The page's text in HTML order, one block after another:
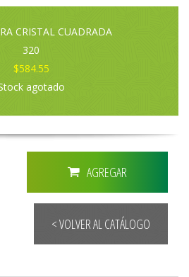
CRISTAL CUADRADA
320
$584.55
agotado
AGREGAR
< VOLVER AL CATÁLOGO